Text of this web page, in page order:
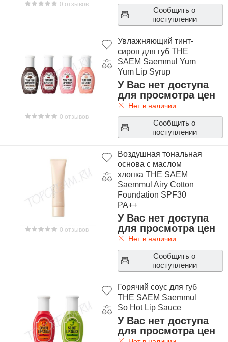
0 отзывов
Сообщить о
поступлении
0 отзывов
Увлажняющий тинт-
сироп для губ THE
SAEM Saemmul Yum
Yum Lip Syrup
У Вас нет доступа
для просмотра цен
Нет в наличии
Сообщить о
поступлении
0 отзывов
Воздушная тональная
основа с маслом
хлопка THE SAEM
Saemmul Airy Cotton
Foundation SPF30
PA++
У Вас нет доступа
для просмотра цен
Нет в наличии
Сообщить о
поступлении
Горячий соус для губ
THE SAEM Saemmul
So Hot Lip Sauce
У Вас нет доступа
для просмотра цен